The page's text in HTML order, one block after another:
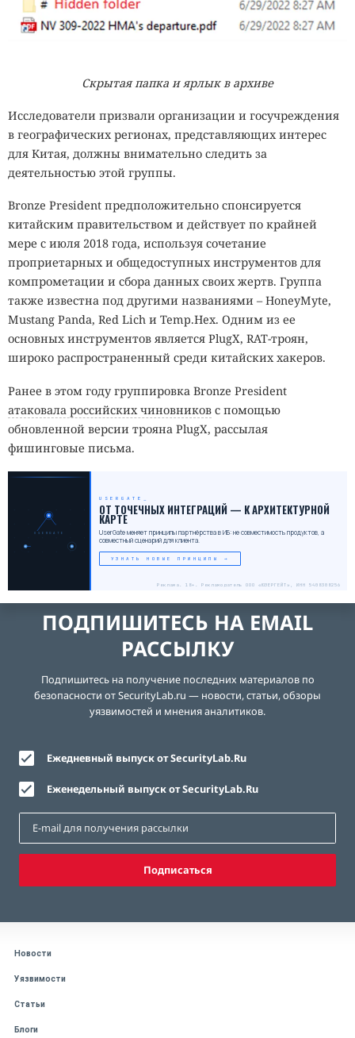
Скрытая папка и ярлык в архиве
Исследователи призвали организации и госучреждения
в географических регионах, представляющих интерес
для Китая, должны внимательно следить за
деятельностью этой группы.
Bronze President предположительно спонсируется
китайским правительством и действует по крайней
мере с июля 2018 года, используя сочетание
проприетарных и общедоступных инструментов для
компрометации и сбора данных своих жертв. Группа
также известна под другими названиями – HoneyMyte,
Mustang Panda, Red Lich и Temp.Hex. Одним из ее
основных инструментов является PlugX, RAT-троян,
широко распространенный среди китайских хакеров.
Ранее в этом году группировка Bronze President
атаковала российских чиновников с помощью
обновленной версии трояна PlugX, рассылая
фишинговые письма.
USERGATE
USERGATE
ОТ ТОЧЕЧНЫХ ИНТЕГРАЦИЙ — К АРХИТЕКТУРНОЙ
КАРТЕ
UserGate меняет принципы партнёрства в ИБ: не совместимость продуктов, а
совместный сценарий для клиента.
УЗНАТЬ НОВЫЕ ПРИНЦИПЫ →
Реклама. 18+. Рекламодатель ООО «ЮЗЕРГЕЙТ», ИНН 5408308256
ПОДПИШИТЕСЬ НА EMAIL
РАССЫЛКУ
Подпишитесь на получение последних материалов по
безопасности от SecurityLab.ru — новости, статьи, обзоры
уязвимостей и мнения аналитиков.
Ежедневный выпуск от SecurityLab.Ru
Еженедельный выпуск от SecurityLab.Ru
Подписаться
Новости
Уязвимости
Статьи
Блоги